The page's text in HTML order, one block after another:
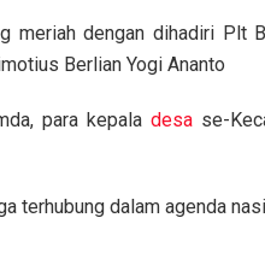
meriah dengan dihadiri Plt
Berlian Yogi Ananto
para kepala desa se-
terhubung dalam agenda